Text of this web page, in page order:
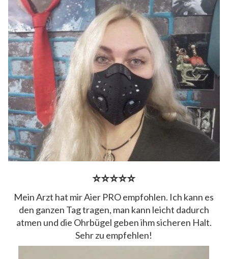
⭐⭐⭐⭐⭐
Mein Arzt hat mir Aier PRO empfohlen. Ich kann es
den ganzen Tag tragen, man kann leicht dadurch
atmen und die Ohrbügel geben ihm sicheren Halt.
Sehr zu empfehlen!